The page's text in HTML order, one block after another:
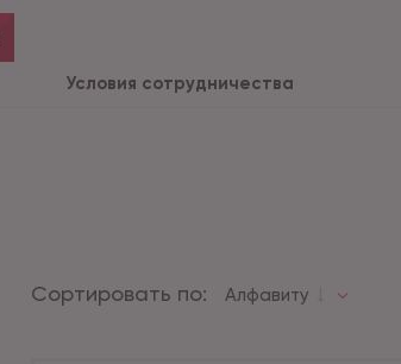
Условия сотрудничества
Сортировать по: Алфавиту